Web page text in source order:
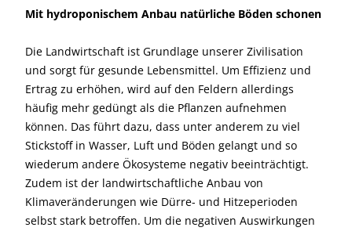
Mit hydroponischem Anbau natürliche Böden schonen
Die Landwirtschaft ist Grundlage unserer Zivilisation
und sorgt für gesunde Lebensmittel. Um Effizienz und
Ertrag zu erhöhen, wird auf den Feldern allerdings
häufig mehr gedüngt als die Pflanzen aufnehmen
können. Das führt dazu, dass unter anderem zu viel
Stickstoff in Wasser, Luft und Böden gelangt und so
wiederum andere Ökosysteme negativ beeinträchtigt.
Zudem ist der landwirtschaftliche Anbau von
Klimaveränderungen wie Dürre- und Hitzeperioden
selbst stark betroffen. Um die negativen Auswirkungen